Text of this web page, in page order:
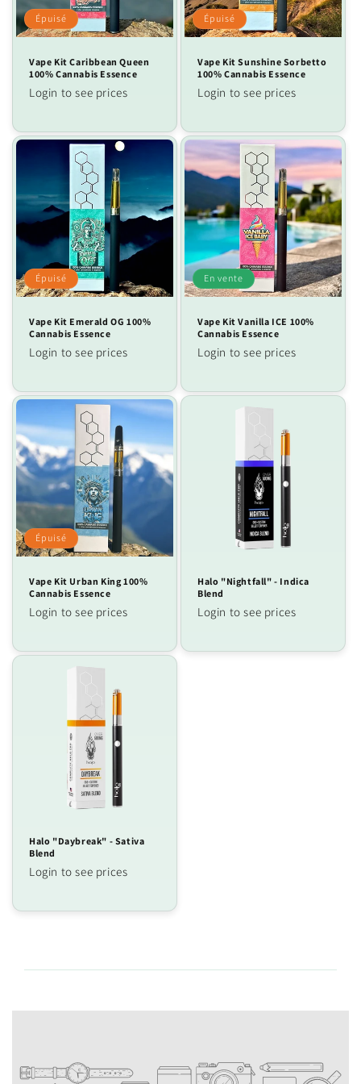
o
Épuisé
Vape Kit Caribbean Queen
100% Cannabis Essence
Login to see prices
Épuisé
Vape Kit Sunshine Sorbetto
100% Cannabis Essence
Login to see prices
Épuisé
Vape Kit Emerald OG 100%
Cannabis Essence
Login to see prices
En vente
Vape Kit Vanilla ICE 100%
Cannabis Essence
Login to see prices
Épuisé
Vape Kit Urban King 100%
Cannabis Essence
Login to see prices
Halo "Nightfall" - Indica
Blend
Login to see prices
Halo "Daybreak" - Sativa
Blend
Login to see prices